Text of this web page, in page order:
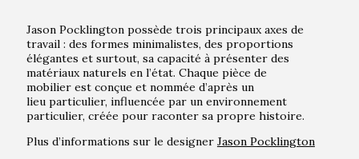
Jason Pocklington possède trois principaux axes de
travail : des formes minimalistes, des proportions
élégantes et surtout, sa capacité à présenter des
matériaux naturels en l’état. Chaque pièce de
mobilier est conçue et nommée d’après un
lieu particulier, influencée par un environnement
particulier, créée pour raconter sa propre histoire.
Plus d’informations sur le designer Jason Pocklington